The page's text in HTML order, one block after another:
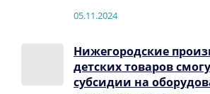
05.11.2024
Нижегородские
детских товаров
субсидии на